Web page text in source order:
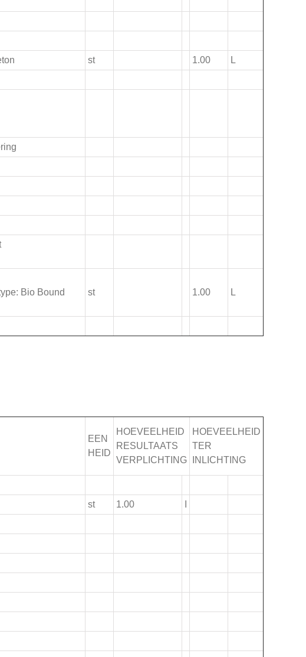
st 1.00
L
Bio Bound
st 1.00 L
EEN
HEID
HOEVEELHEID
RESULTAATS
VERPLICHTING
HOEVEELHEID
TER
INLICHTING
st 1.00